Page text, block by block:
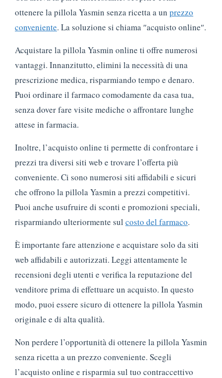
ottenere la pillola Yasmin senza ricetta a un prezzo
conveniente. La soluzione si chiama ″acquisto online″.
Acquistare la pillola Yasmin online ti offre numerosi
vantaggi. Innanzitutto, elimini la necessità di una
prescrizione medica, risparmiando tempo e denaro.
Puoi ordinare il farmaco comodamente da casa tua,
senza dover fare visite mediche o affrontare lunghe
attese in farmacia.
Inoltre, l’acquisto online ti permette di confrontare i
prezzi tra diversi siti web e trovare l’offerta più
conveniente. Ci sono numerosi siti affidabili e sicuri
che offrono la pillola Yasmin a prezzi competitivi.
Puoi anche usufruire di sconti e promozioni speciali,
risparmiando ulteriormente sul costo del farmaco.
È importante fare attenzione e acquistare solo da siti
web affidabili e autorizzati. Leggi attentamente le
recensioni degli utenti e verifica la reputazione del
venditore prima di effettuare un acquisto. In questo
modo, puoi essere sicuro di ottenere la pillola Yasmin
originale e di alta qualità.
Non perdere l’opportunità di ottenere la pillola Yasmin
senza ricetta a un prezzo conveniente. Scegli
l’acquisto online e risparmia sul tuo contraccettivo